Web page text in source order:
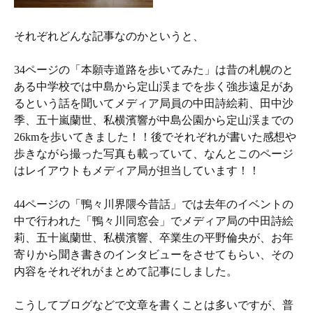
それぞれどんな記事なのかというと、
34ページの「本願寺道路を歩いてみた」は昔の札幌のと
ある中学校では中島から定山渓までを歩く強歩遠足があ
るという話を聞いてメディア局員の中田詩絵莉、田中沙
季、五十嵐蘭世、私横濱響が中島公園から定山渓までの
26kmを歩いてきました！！後でそれぞれが書いた感想や
歩きながら撮った写真も載っていて、なんとこのページ
はレイアウトもメディア局が担当しています！！
44ページの「鴨々川界隈今昔話」では去年のイベントの
中で行われた「鴨々川同窓会」でメディア局の中田詩絵
莉、五十嵐蘭世、私横濱響、卒業生の平野倫央が、お年
寄りから聞き書きのインタビューをさせてもらい、その
内容をそれぞれがまとめて記事にしました。
こうしてブログなどで文章を書くことは多いですが、普